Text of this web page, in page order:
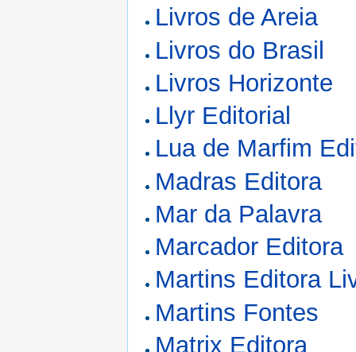
Livros de Areia
Livros do Brasil
Livros Horizonte
Llyr Editorial
Lua de Marfim
Madras Editora
Mar da Palavra
Marcador Editora
Martins Editora
Martins Fontes
Matrix Editora